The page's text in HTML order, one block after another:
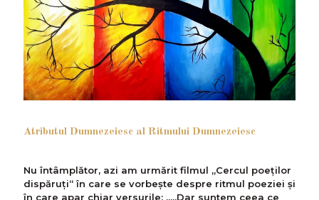
Atributul Dumnezeiesc al Ritmului Dumnezeiesc
Nu întâmplător, azi am urmărit filmul „Cercul poeților
dispăruți“ în care se vorbește despre ritmul poeziei și
în care apar chiar versurile: „...Dar suntem ceea ce